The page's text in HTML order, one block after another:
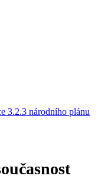
3.2.3 národního plánu